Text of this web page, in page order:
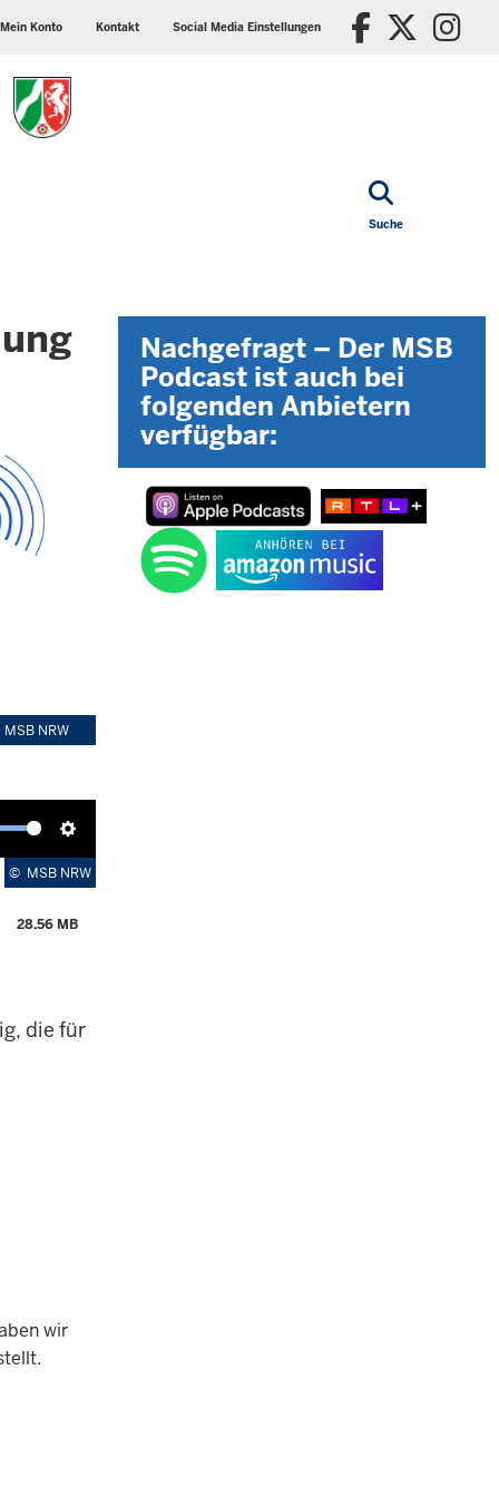
Mein Konto Kontakt
media
Social Media Einstellungen X/
Suche
MSB NRW
Einstellungen
© MSB NRW
28.56 MB
die für
wir
Nachgefragt – Der MSB
Podcast ist auch bei
folgenden Anbietern
verfügbar: